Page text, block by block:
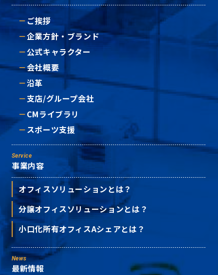
ご挨拶
企業方針・ブランド
公式キャラクター
会社概要
沿革
支店/グループ会社
CMライブラリ
スポーツ支援
Service
事業内容
オフィスソリューションとは？
分譲オフィスソリューションとは？
小口化所有オフィスAシェアとは？
News
最新情報